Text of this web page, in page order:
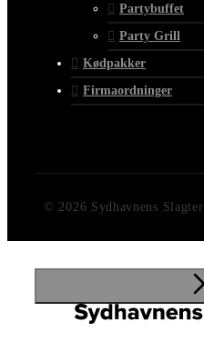
Partybuffet
Party Grill
Kødpakker
Firmaordninger
© 2026 Sydhavnens Slagter